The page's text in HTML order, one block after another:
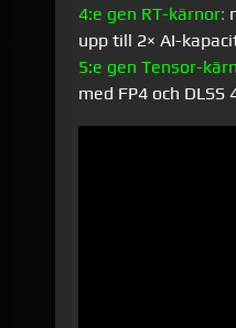
4:e gen RT-kärnor:
upp till 2× AI-
5:e gen Tensor-
med FP4 och DLSS